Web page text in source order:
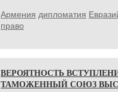
Армения дипломатия
право
ВЕРОЯТНОСТЬ
ТАМОЖЕННЫЙ СОЮЗ